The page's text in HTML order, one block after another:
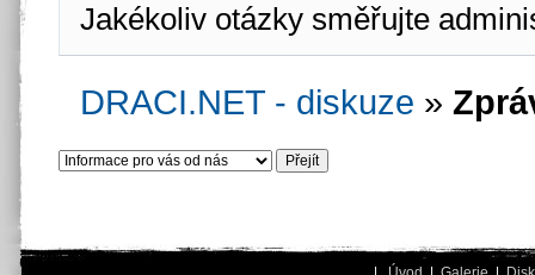
Jakékoliv otázky směřujte
DRACI.NET - diskuze »